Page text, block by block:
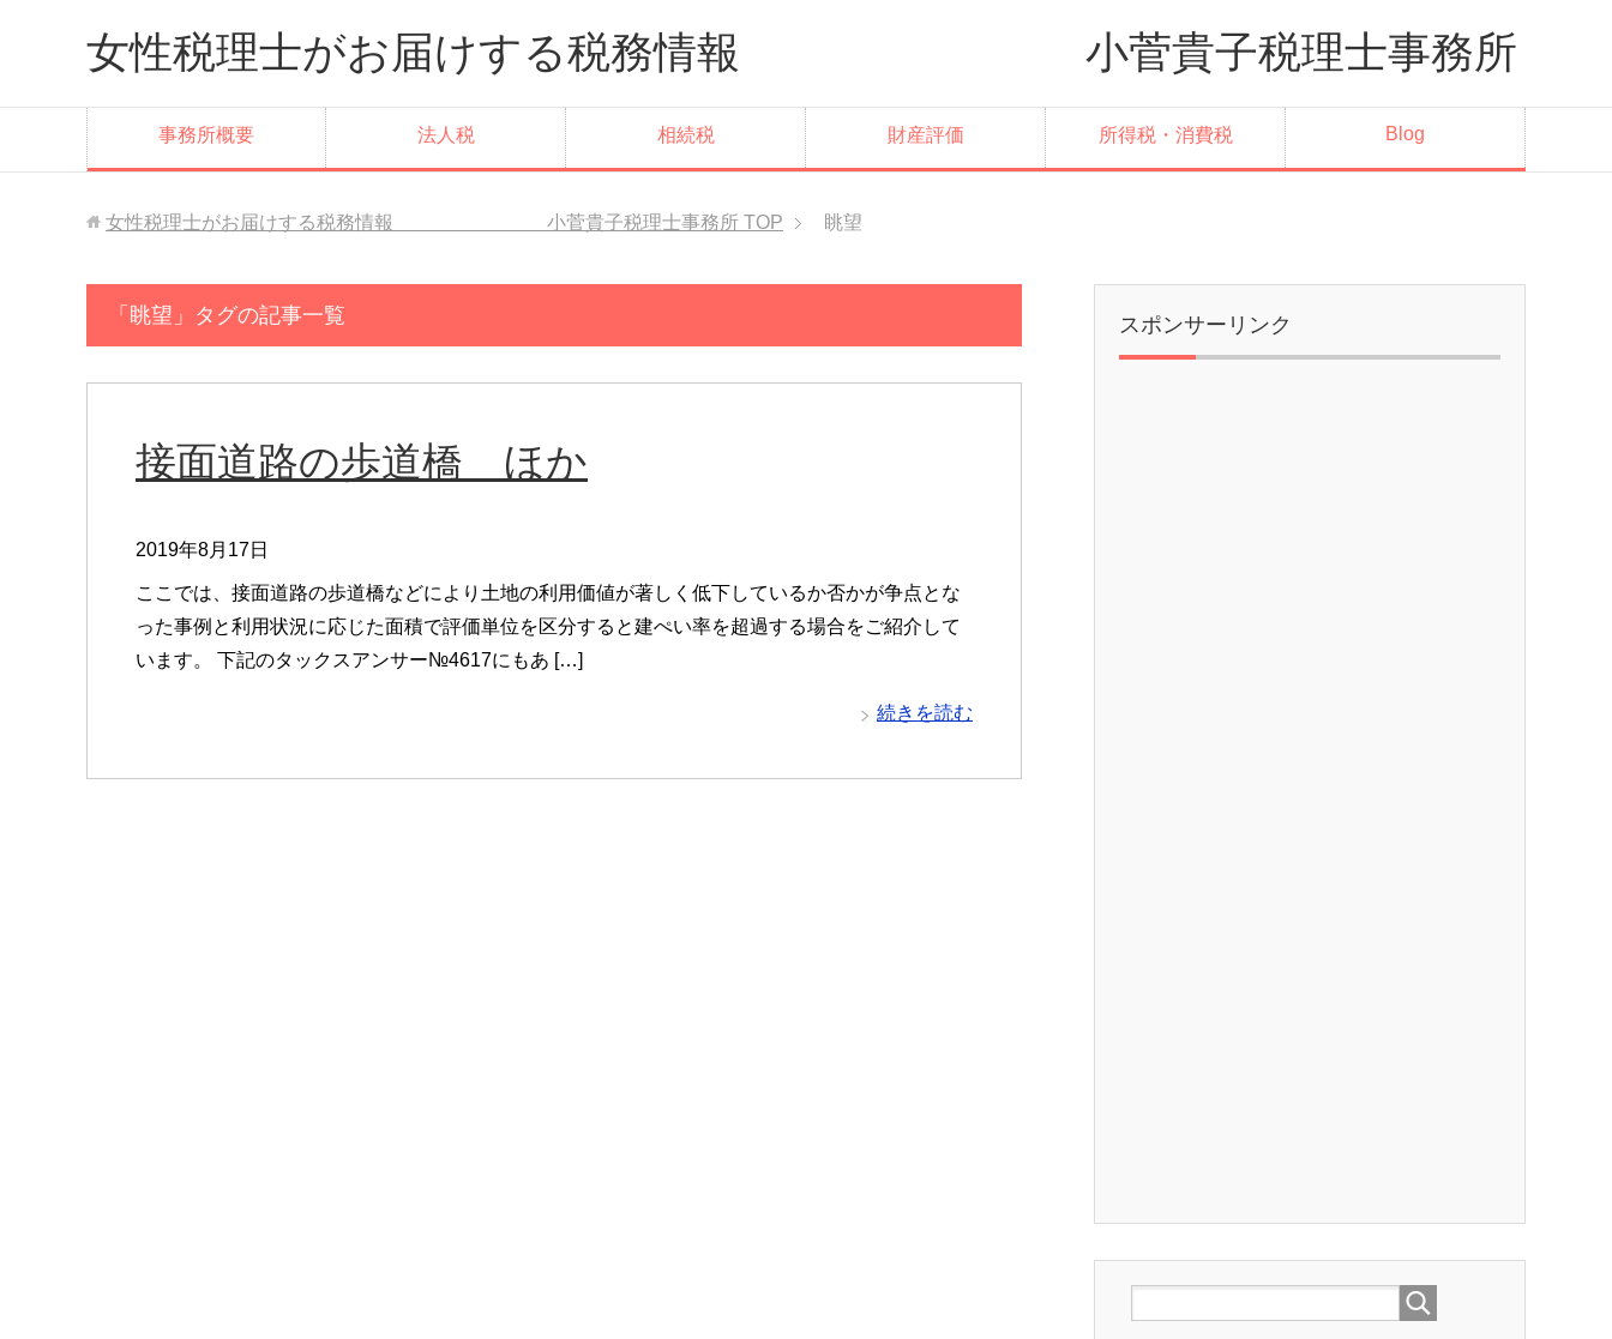
女性税理士がお届けする税務情報 小菅貴子税理士事務所
事務所概要 法人税 相続税 財産評価 所得税・消費税 Blog
女性税理士がお届けする税務情報 小菅貴子税理士事務所 TOP 眺望
「眺望」タグの記事一覧
接面道路の歩道橋 ほか
2019年8月17日
ここでは、接面道路の歩道橋などにより土地の利用価値が著しく低下しているか否かが争点とな
った事例と利用状況に応じた面積で評価単位を区分すると建ぺい率を超過する場合をご紹介して
います。 下記のタックスアンサー№4617にもあ […]
続きを読む
スポンサーリンク